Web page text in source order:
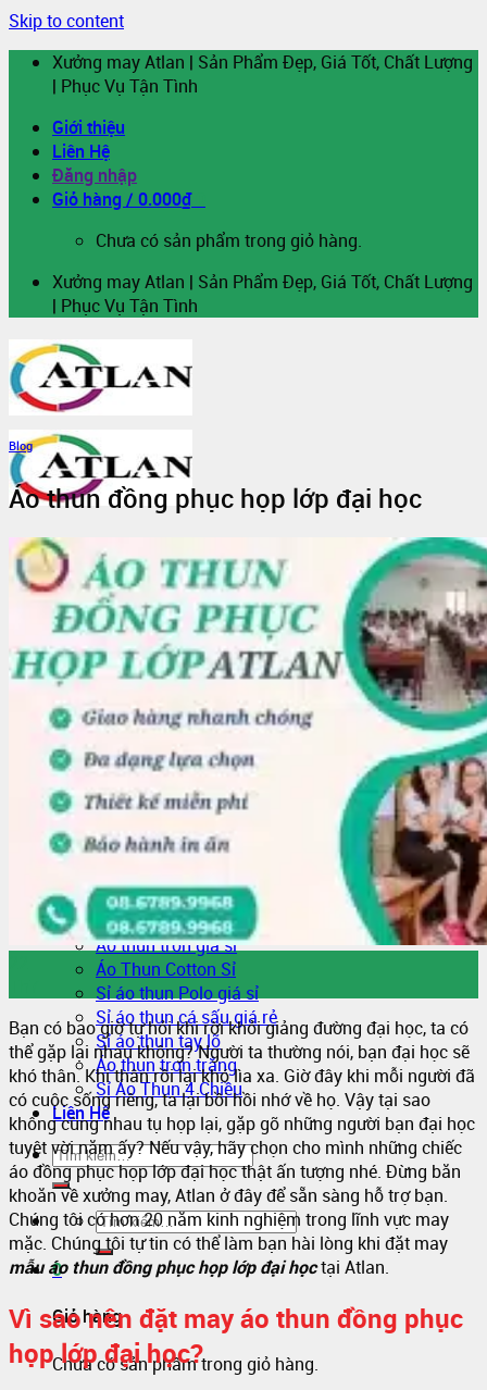
Skip to content
Xưởng may Atlan | Sản Phẩm Đẹp, Giá Tốt, Chất Lượng
| Phục Vụ Tận Tình
Giới thiệu
Liên Hệ
Đăng nhập
Giỏ hàng / 0.000₫
Chưa có sản phẩm trong giỏ hàng.
Xưởng may Atlan | Sản Phẩm Đẹp, Giá Tốt, Chất Lượng
| Phục Vụ Tận Tình
Trang Chủ
Giới thiệu
Vải Thun
Tin Tức
Áo Thun Đồng Phục
Áo Thun Đồng Phục Quán Cafe
Áo Thun Đồng Phục Mầm Non
Áo Thun Đồng Phục Công Nhân
Áo thun teambuilding đi biển
Áo Thun Nhóm
Đồng Phục Công Nhân
May Áo Thun Quảng Cáo – Áo Thun Sự Kiện
Sỉ Áo Thun
Áo thun trơn giá sỉ
Áo Thun Cotton Sỉ
Sỉ áo thun Polo giá sỉ
Sỉ áo thun cá sấu giá rẻ
Sỉ áo thun tay lỡ
Áo thun trơn trắng
Sỉ Áo Thun 4 Chiều
Liên Hệ
0
Giỏ hàng
Chưa có sản phẩm trong giỏ hàng.
Blog
Áo thun đồng phục họp lớp đại học
Bạn có bao giờ tự hỏi khi rời khỏi giảng đường đại học, ta có
thể gặp lại nhau không? Người ta thường nói, bạn đại học sẽ
khó thân. Khi thân rồi lại khó lìa xa. Giờ đây khi mỗi người đã
có cuộc sống riêng, ta lại bồi hồi nhớ về họ. Vậy tại sao
không cùng nhau tụ họp lại, gặp gỡ những người bạn đại học
tuyệt vời năm ấy? Nếu vậy, hãy chọn cho mình những chiếc
áo đồng phục họp lớp đại học thật ấn tượng nhé. Đừng băn
khoăn về xưởng may, Atlan ở đây để sẵn sàng hỗ trợ bạn.
Chúng tôi có hơn 20 năm kinh nghiệm trong lĩnh vực may
mặc. Chúng tôi tự tin có thể làm bạn hài lòng khi đặt may
mẫu áo thun đồng phục họp lớp đại họctại Atlan.
Vì sao nên đặt may áo thun đồng phục
họp lớp đại học?